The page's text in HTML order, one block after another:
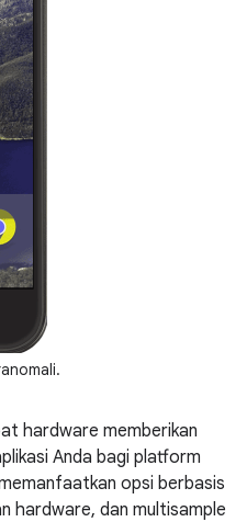
hardware memberikan
Anda bagi platform
opsi berbasis
hardware, dan multisample